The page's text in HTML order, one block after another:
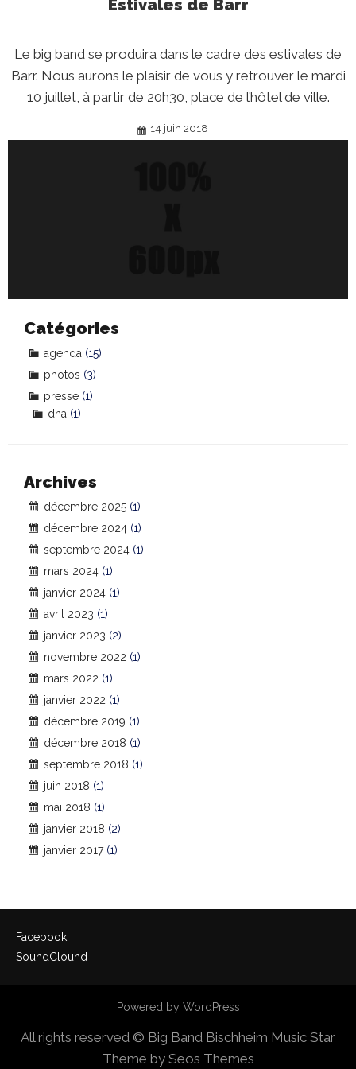
Estivales de Barr
Le big band se produira dans le cadre des estivales de
Barr. Nous aurons le plaisir de vous y retrouver le mardi
10 juillet, à partir de 20h30, place de l’hôtel de ville.
14 juin 2018
Catégories
agenda (15)
photos (3)
presse (1)
dna (1)
Archives
décembre 2025 (1)
décembre 2024 (1)
septembre 2024 (1)
mars 2024 (1)
janvier 2024 (1)
avril 2023 (1)
janvier 2023 (2)
novembre 2022 (1)
mars 2022 (1)
janvier 2022 (1)
décembre 2019 (1)
décembre 2018 (1)
septembre 2018 (1)
juin 2018 (1)
mai 2018 (1)
janvier 2018 (2)
janvier 2017(1)
Facebook
SoundClound
Powered by WordPress
All rights reserved © Big Band Bischheim Music Star
Theme by Seos Themes